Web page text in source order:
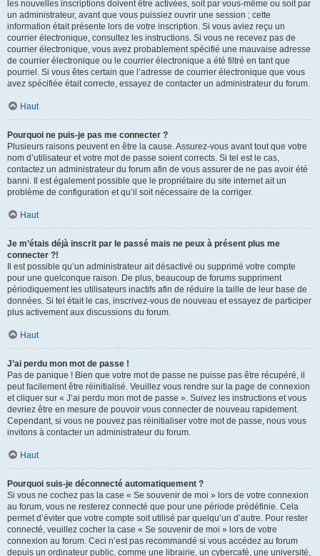
les nouvelles inscriptions doivent être activées, soit par vous-même ou soit par
un administrateur, avant que vous puissiez ouvrir une session ; cette
information était présente lors de votre inscription. Si vous aviez reçu un
courrier électronique, consultez les instructions. Si vous ne recevez pas de
courrier électronique, vous avez probablement spécifié une mauvaise adresse
de courrier électronique ou le courrier électronique a été filtré en tant que
pourriel. Si vous êtes certain que l’adresse de courrier électronique que vous
avez spécifiée était correcte, essayez de contacter un administrateur du forum.
Haut
Pourquoi ne puis-je pas me connecter ?
Plusieurs raisons peuvent en être la cause. Assurez-vous avant tout que votre
nom d’utilisateur et votre mot de passe soient corrects. Si tel est le cas,
contactez un administrateur du forum afin de vous assurer de ne pas avoir été
banni. Il est également possible que le propriétaire du site internet ait un
problème de configuration et qu’il soit nécessaire de la corriger.
Haut
Je m’étais déjà inscrit par le passé mais ne peux à présent plus me
connecter ?!
Il est possible qu’un administrateur ait désactivé ou supprimé votre compte
pour une quelconque raison. De plus, beaucoup de forums suppriment
périodiquement les utilisateurs inactifs afin de réduire la taille de leur base de
données. Si tel était le cas, inscrivez-vous de nouveau et essayez de participer
plus activement aux discussions du forum.
Haut
J’ai perdu mon mot de passe !
Pas de panique ! Bien que votre mot de passe ne puisse pas être récupéré, il
peut facilement être réinitialisé. Veuillez vous rendre sur la page de connexion
et cliquer sur « J’ai perdu mon mot de passe ». Suivez les instructions et vous
devriez être en mesure de pouvoir vous connecter de nouveau rapidement.
Cependant, si vous ne pouvez pas réinitialiser votre mot de passe, nous vous
invitons à contacter un administrateur du forum.
Haut
Pourquoi suis-je déconnecté automatiquement ?
Si vous ne cochez pas la case « Se souvenir de moi » lors de votre connexion
au forum, vous ne resterez connecté que pour une période prédéfinie. Cela
permet d’éviter que votre compte soit utilisé par quelqu’un d’autre. Pour rester
connecté, veuillez cocher la case « Se souvenir de moi » lors de votre
connexion au forum. Ceci n’est pas recommandé si vous accédez au forum
depuis un ordinateur public, comme une librairie, un cybercafé, une université,